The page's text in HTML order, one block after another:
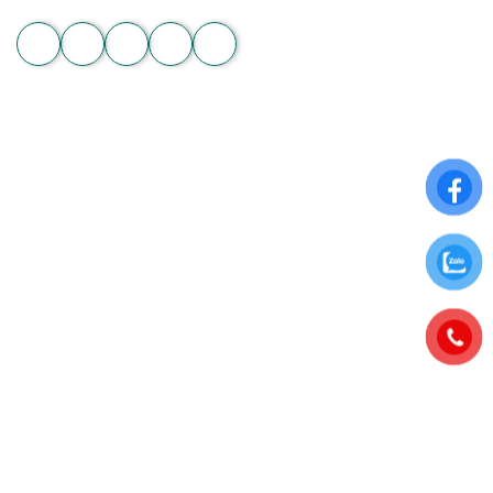
Để nhận những ưu đãi hấp dẫn từ Hoa Chân Thật, hãy đăng